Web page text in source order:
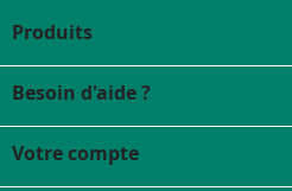
Produits
Besoin d'aide ?
Votre compte